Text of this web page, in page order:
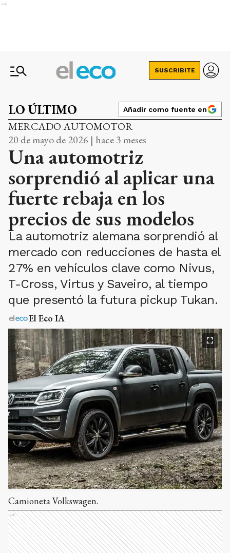
Ads
SUSCRIBITE
LO ÚLTIMO Añadir como fuente en
MERCADO AUTOMOTOR
20 de mayo de 2026 | hace 3 meses
Una automotriz
sorprendió al aplicar una
fuerte rebaja en los
precios de sus modelos
La automotriz alemana sorprendió al
mercado con reducciones de hasta el
27% en vehículos clave como Nivus,
T-Cross, Virtus y Saveiro, al tiempo
que presentó la futura pickup Tukan.
El Eco IA
Camioneta Volkswagen.
Ads